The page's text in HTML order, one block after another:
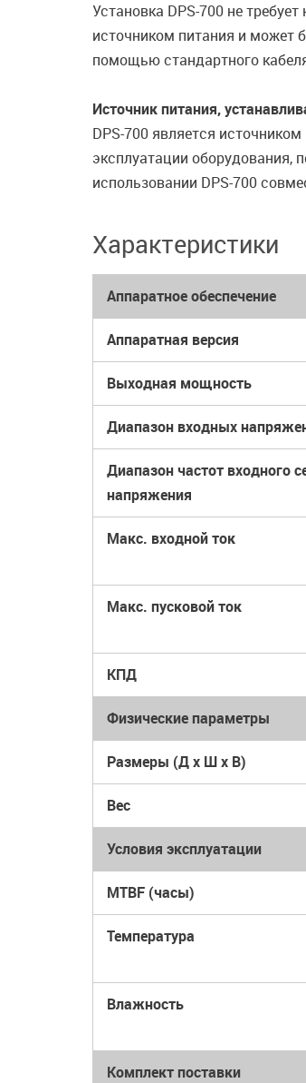
Установка DPS-700 не
источником питания и может
помощью стандартного
Источник питания,
DPS-700 является
эксплуатации оборудования,
использовании DPS-700
Характеристики
Аппаратное обеспечение
Аппаратная версия
Выходная мощность
Диапазон входных
Диапазон частот входного
напряжения
Макс. входной ток
Макс. пусковой ток
КПД
Физические параметры
Размеры (Д x Ш x В)
Вес
Условия эксплуатации
MTBF (часы)
Температура
Влажность
Комплект поставки